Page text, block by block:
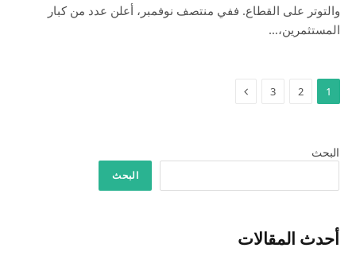
والتوتر على القطاع. ففي منتصف نوفمبر، أعلن عدد من كبار
المستثمرين،…
1
2
3 التالي
البحث
البحث
أحدث المقالات